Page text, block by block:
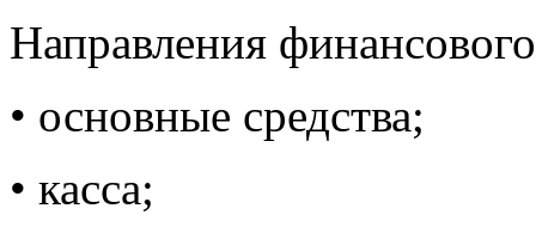
Направления
• основные средства;
• касса;